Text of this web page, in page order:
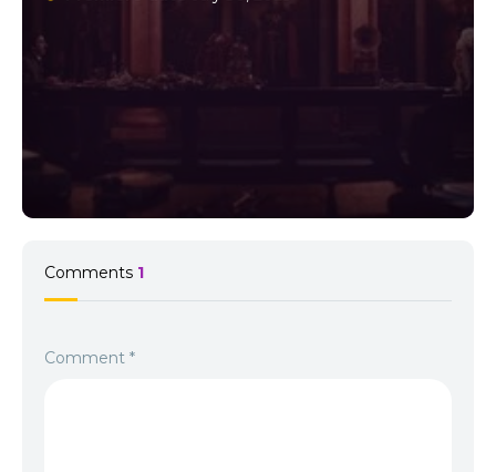
Comments 1
Comment *